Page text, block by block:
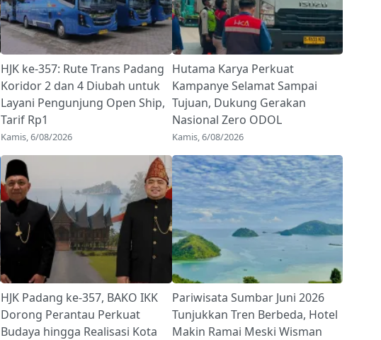
HJK ke-357: Rute Trans Padang
Koridor 2 dan 4 Diubah untuk
Layani Pengunjung Open Ship,
Tarif Rp1
Kamis, 6/08/2026
Hutama Karya Perkuat
Kampanye Selamat Sampai
Tujuan, Dukung Gerakan
Nasional Zero ODOL
Kamis, 6/08/2026
HJK Padang ke-357, BAKO IKK
Dorong Perantau Perkuat
Budaya hingga Realisasi Kota
Pariwisata Sumbar Juni 2026
Tunjukkan Tren Berbeda, Hotel
Makin Ramai Meski Wisman